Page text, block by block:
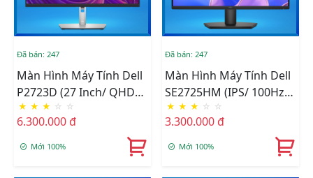
Đã bán: 247
Màn Hình Máy Tính Dell
P2723D (27 Inch/ QHD
(2K)/ IPS/ 60Hz/ 8 Ms)
★ ★ ★ ☆ ☆
6.300.000 đ
Mới 100%
Đã bán: 247
Màn Hình Máy Tính Dell
SE2725HM (IPS/ 100Hz/
FHD/ HDMI/ VGA)
★ ★ ★ ☆ ☆
3.300.000 đ
Mới 100%